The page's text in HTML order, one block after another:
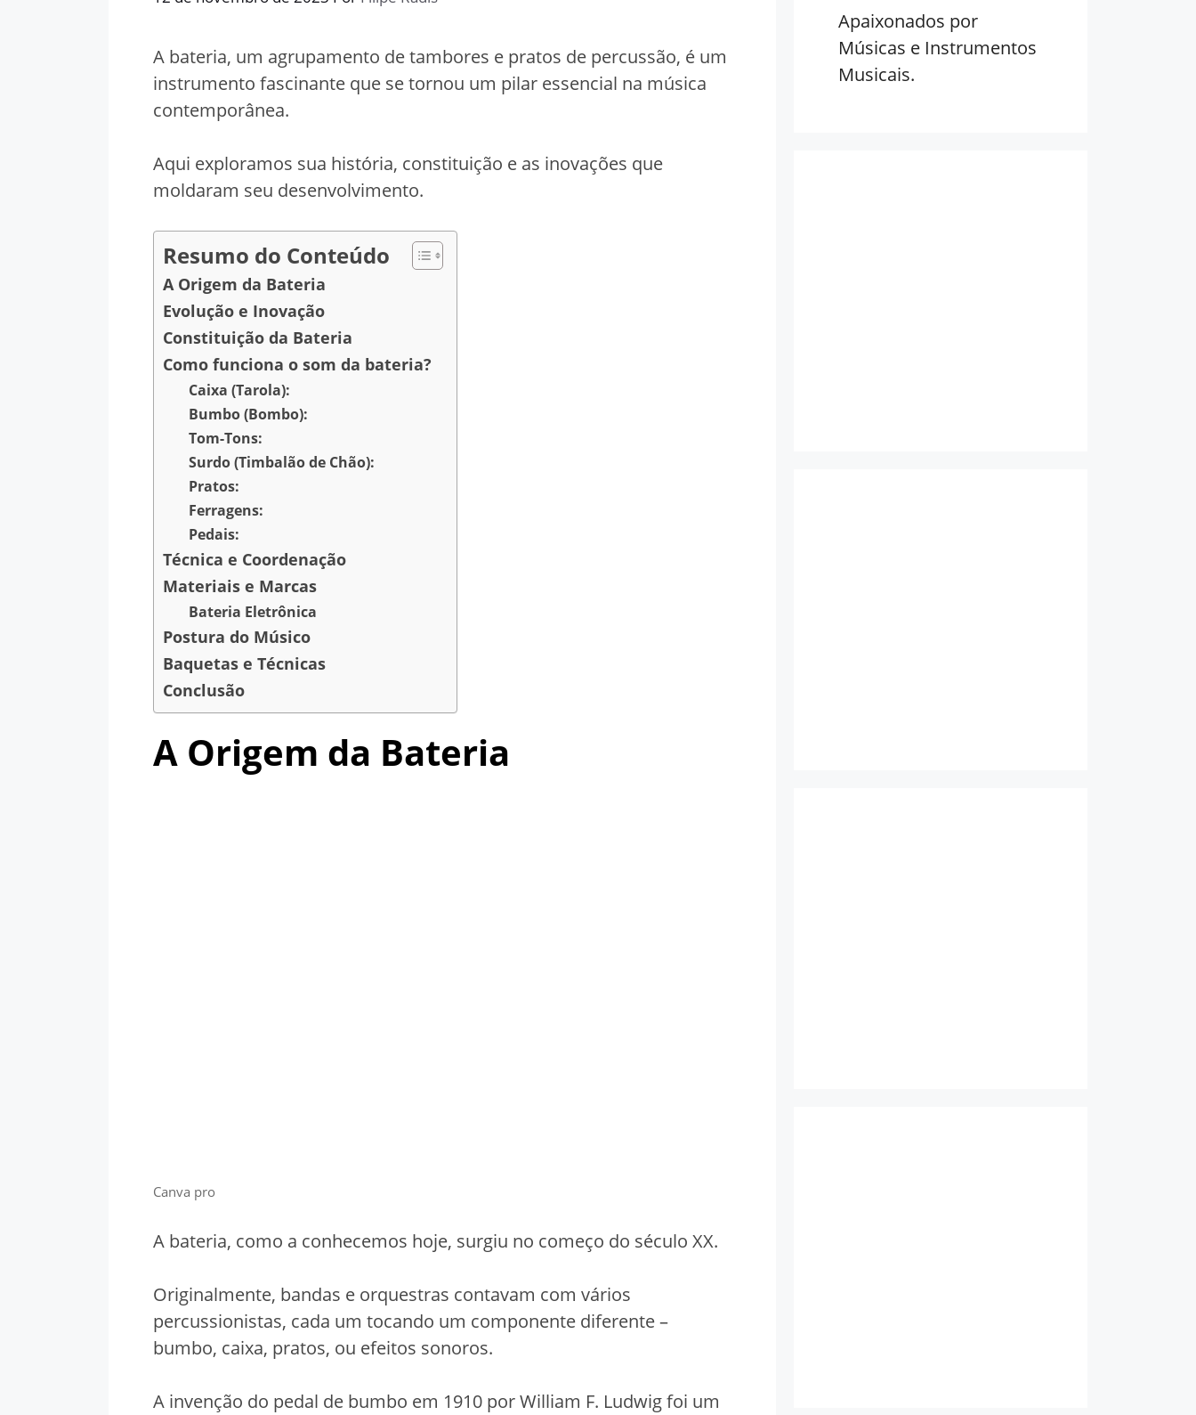
A bateria, um agrupamento de tambores e pratos de percussão, é um
instrumento fascinante que se tornou um pilar essencial na música
contemporânea.
Aqui exploramos sua história, constituição e as inovações que
moldaram seu desenvolvimento.
Resumo do Conteúdo
A Origem da Bateria
Evolução e Inovação
Constituição da Bateria
Como funciona o som da bateria?
Caixa (Tarola):
Bumbo (Bombo):
Tom-Tons:
Surdo (Timbalão de Chão):
Pratos:
Ferragens:
Pedais:
Técnica e Coordenação
Materiais e Marcas
Bateria Eletrônica
Postura do Músico
Baquetas e Técnicas
Conclusão
A Origem da Bateria
Canva pro
A bateria, como a conhecemos hoje, surgiu no começo do século XX.
Originalmente, bandas e orquestras contavam com vários
percussionistas, cada um tocando um componente diferente –
bumbo, caixa, pratos, ou efeitos sonoros.
A invenção do pedal de bumbo em 1910 por William F. Ludwig foi um
Apaixonados por
Músicas e Instrumentos
Musicais.